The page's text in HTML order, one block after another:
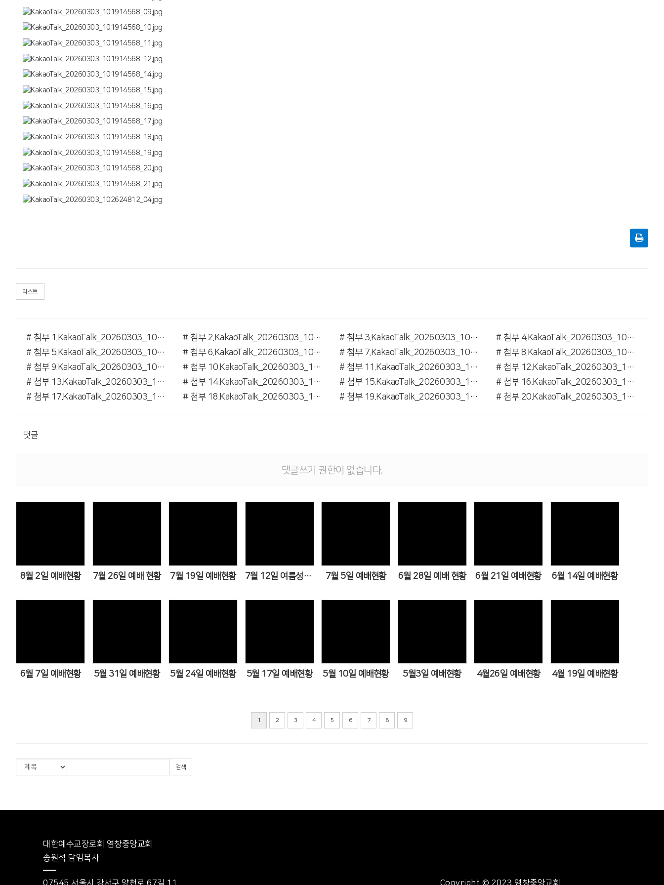
리스트
# 첨부 1.KakaoTalk_20260303_101914568_06.jpg # 첨부 2.KakaoTalk_20260303_101914568.jpg # 첨부 3.KakaoTalk_20260303_101914568_03.jpg
# 첨부 4.KakaoTalk_20260303_101914568_04.jpg
# 첨부 5.KakaoTalk_20260303_101914568_05.jpg
# 첨부 6.KakaoTalk_20260303_101914568_07.jpg # 첨부 7.KakaoTalk_20260303_101914568_08.jpg
# 첨부 8.KakaoTalk_20260303_101914568_09.jpg
# 첨부 9.KakaoTalk_20260303_101914568_10.jpg
# 첨부 10.KakaoTalk_20260303_101914568_11.jpg # 첨부 11.KakaoTalk_20260303_101914568_12.jpg
# 첨부 12.KakaoTalk_20260303_101914568_14.jpg
# 첨부 13.KakaoTalk_20260303_101914568_15.jpg
# 첨부 14.KakaoTalk_20260303_101914568_16.jpg # 첨부 15.KakaoTalk_20260303_101914568_17.jpg
# 첨부 16.KakaoTalk_20260303_101914568_18.jpg
# 첨부 17.KakaoTalk_20260303_101914568_19.jpg
# 첨부 18.KakaoTalk_20260303_101914568_20.jpg # 첨부 19.KakaoTalk_20260303_101914568_21.jpg # 첨부 20.KakaoTalk_20260303_102624812_04.jpg
댓글
댓글쓰기 권한이 없습니다.
8월 2일 예배현황 7월 26일 예배 현황 7월 19일 예배현황 7월 12일 여름성경학교 2일차 7월 5일 예배현황 6월 28일 예배 현황 6월 21일 예배현황 6월 14일 예배현황
6월 7일 예배현황 5월 31일 예배현황 5월 24일 예배현황 5월 17일 예배현황 5월 10일 예배현황 5월3일 예배현황 4월26일 예배현황 4월 19일 예배현황
1 2 3 4 5 6 7 8 9
검색
대한예수교장로회 염창중앙교회
송원석 담임목사
07545 서울시 강서구 양천로 67길 11 Copyright © 2023 염창중앙교회